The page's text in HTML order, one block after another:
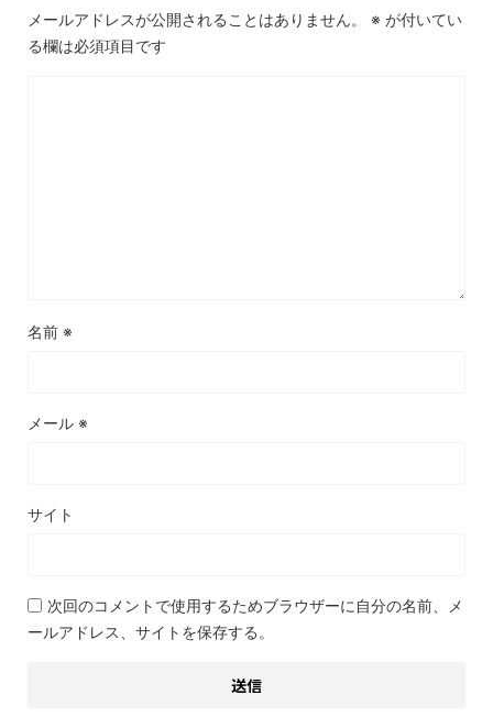
メールアドレスが公開されることはありません。 ※ が付いてい
る欄は必須項目です
名前 ※
メール ※
サイト
次回のコメントで使用するためブラウザーに自分の名前、メ
ールアドレス、サイトを保存する。